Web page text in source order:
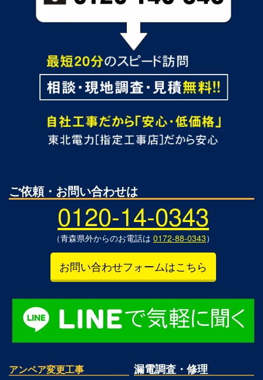
ご依頼・お問い合わせは
0120-14-0343
（青森県外からのお電話は 0172-88-0343）
お問い合わせフォームはこちら
アンペア変更工事 漏電調査・修理